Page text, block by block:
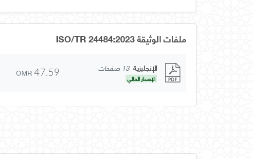
ملفات الوثيقة ISO/TR 24484:2023
الإنجليزية 13 صفحات
الإصدار الحالي OMR 47.59